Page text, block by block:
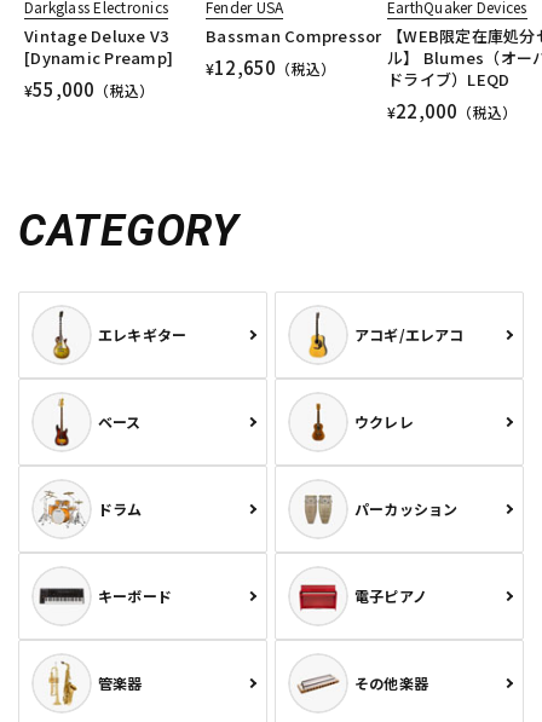
Darkglass Electronics
Vintage Deluxe V3
[Dynamic Preamp]
¥55,000 （税込）
Fender USA
Bassman Compressor
¥12,650 （税込）
EarthQuaker Devices
【WEB限定在庫処分
ル】 Blumes（オー
ドライブ）LEQD
¥22,000 （税込）
CATEGORY
エレキギター アコギ/エレアコ
ベース ウクレレ
ドラム パーカッション
キーボード 電子ピアノ
管楽器 その他楽器